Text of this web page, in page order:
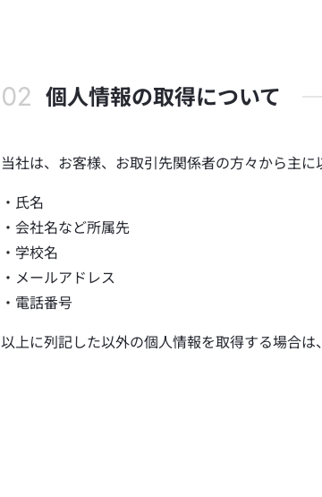
個人情報の取得について
当社は、お客様、お取引先関係者の方々から主に
氏名
会社名など所属先
学校名
メールアドレス
電話番号
以上に列記した以外の個人情報を取得する場合は